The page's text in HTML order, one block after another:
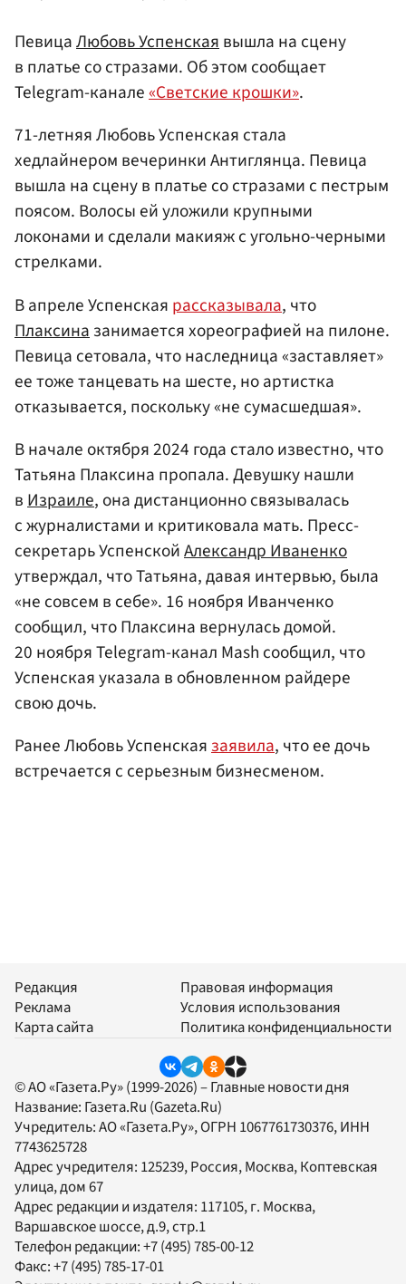
ПевицаЛюбовь Успенскаявышла на сцену
в платье со стразами. Об этом сообщает
Telegram-канале«Светские крошки».
71-летняя Любовь Успенская стала
хедлайнером вечеринки Антиглянца. Певица
вышла на сцену в платье со стразами с пестрым
поясом. Волосы ей уложили крупными
локонами и сделали макияж с угольно-черными
стрелками.
В апреле Успенская рассказывала, что
Плаксина занимается хореографией на пилоне.
Певица сетовала, что наследница «заставляет»
ее тоже танцевать на шесте, но артистка
отказывается, поскольку «не сумасшедшая».
В начале октября 2024 года стало известно, что
Татьяна Плаксина пропала. Девушку нашли
вИзраиле, она дистанционно связывалась
с журналистами и критиковала мать. Пресс-
секретарь УспенскойАлександр Иваненко
утверждал, что Татьяна, давая интервью, была
«не совсем в себе». 16 ноября Иванченко
сообщил, что Плаксина вернулась домой.
20 ноября Telegram-канал Mash сообщил, что
Успенская указала в обновленном райдере
свою дочь.
Ранее Любовь Успенскаязаявила, что ее дочь
встречается с серьезным бизнесменом.
Редакция
Реклама
Карта сайта
Правовая информация
Условия использования
Политика конфиденциальности
© АО «Газета.Ру» (1999-2026) – Главные новости дня
Название: Газета.Ru (Gazeta.Ru)
Учредитель:АО «Газета.Ру», ОГРН 1067761730376, ИНН
7743625728
Адрес учредителя: 125239, Россия, Москва, Коптевская
улица, дом 67
Адрес редакции и издателя: 117105, г. Москва,
Варшавское шоссе, д.9, стр.1
Телефон редакции:+7 (495) 785-00-12
Факс:+7 (495) 785-17-01